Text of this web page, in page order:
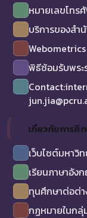
หมายเลขโทร
บริการของสำ
Webometrics
พิธีซ้อมรับพร
เกี่ยวกับการศึ
เว็บไซต์มหาวิ
เรียนภาษาอัง
ทุนศึกษาต่อต่า
กฏหมายในกลุ่